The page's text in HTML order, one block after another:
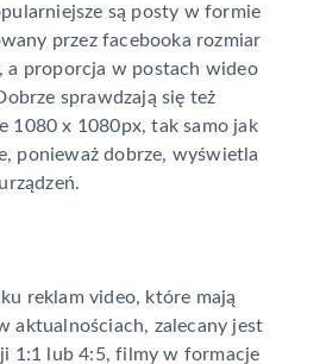
są posty w formie
przez facebooka rozmiar
a proporcja w postach wideo
sprawdzają się też
1080 x 1080px, tak samo jak
ponieważ dobrze, wyświetla
reklam video, które mają
aktualnościach, zalecany jest
1:1 lub 4:5, filmy w formacje